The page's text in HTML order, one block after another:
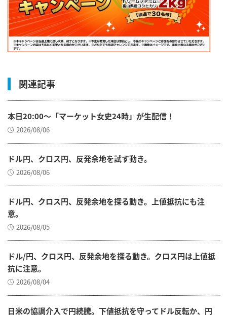
関連記事
本日20:00～「マーケット女史24時」が生配信！
2026/08/06
ドル円、クロス円、反発余地を試す動き。
2026/08/06
ドル円、クロス円、反発余地を探る動き。上値抵抗にも注
意。
2026/08/05
ドル/円、クロス円、反発余地を探る動き。クロス円は上値抵
抗に注意。
2026/08/04
日米の協調介入で円続騰。下値抵抗を守ってドル反転か、円